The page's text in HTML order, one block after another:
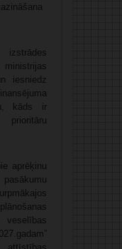
iesniedz
kāds ir
prioritāru
aprēķinu